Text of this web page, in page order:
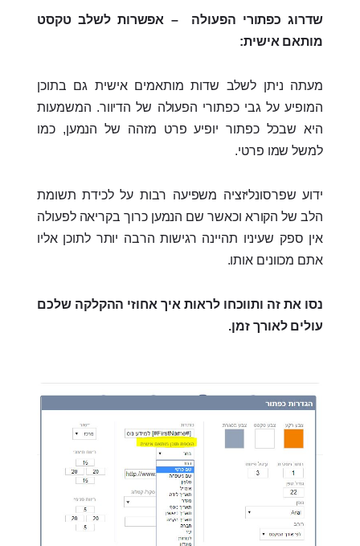
שדרוג כפתורי הפעולה – אפשרות לשלב טקסט
מותאם אישית:
מעתה ניתן לשלב שדות מותאמים אישית גם בתוכן
המופיע על גבי כפתורי הפעולה של הדיוור. המשמעות
היא שבכל כפתור יופיע פרט מזהה של הנמען, כמו
למשל שמו פרטי.
ידוע שפרסונליזציה משפיעה רבות על לכידת תשומת
הלב של הקורא וכאשר שם הנמען כרוך בקריאה לפעולה
אין ספק שעיניו תהיינה רגישות הרבה יותר לתוכן אליו
אתם מכוונים אותו.
נסו את זה ותווכחו לראות איך אחוזי ההקלקה שלכם
עולים לאורך זמן.